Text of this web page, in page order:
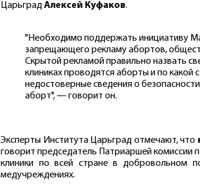
ЦарьградАлексей Куфаков.
"Необходимо поддержать инициативу
запрещающего рекламу абортов,
Скрытой рекламой правильно назвать
клиниках проводятся аборты и по какой
недостоверные сведения о
аборт", — говорит он.
Эксперты Института Царьград отмечают, что
говорит председатель Патриаршей комиссии
клиники по всей стране в добровольном
медучреждениях.